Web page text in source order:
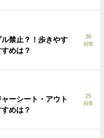
禁止？！歩きやす
めは？
36
回答
ーシート・アウト
めは？
25
回答